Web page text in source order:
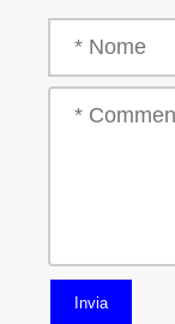
Invia